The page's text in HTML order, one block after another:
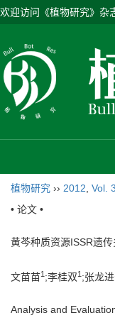
欢迎访问《植物研究》杂
植物研究 ›› 2012 Vol.
• 论文 •
黄芩种质资源ISSR遗
文苗苗1 ;李桂双1 ;张龙进
Analysis and